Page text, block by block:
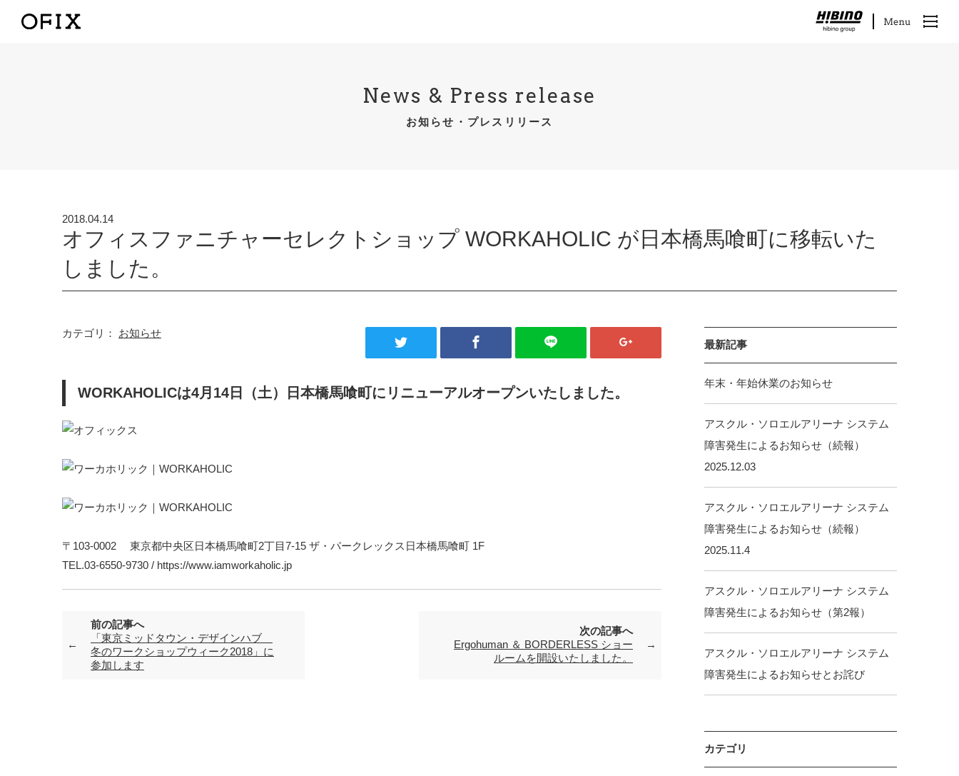
News & Press release
お知らせ・プレスリリース
2018.04.14
オフィスファニチャーセレクトショップ WORKAHOLIC が日本橋馬喰町に移転いた
しました。
カテゴリ： お知らせ
WORKAHOLICは4月14日（土）日本橋馬喰町にリニューアルオープンいたしました。
〒103-0002 東京都中央区日本橋馬喰町2丁目7-15 ザ・パークレックス日本橋馬喰町 1F
TEL.03-6550-9730 / https://www.iamworkaholic.jp
前の記事へ
「東京ミッドタウン・デザインハブ
冬のワークショップウィーク2018」に
参加します
次の記事へ
Ergohuman ＆ BORDERLESS ショー
ルームを開設いたしました。
最新記事
年末・年始休業のお知らせ
アスクル・ソロエルアリーナ システム
障害発生によるお知らせ（続報）
2025.12.03
アスクル・ソロエルアリーナ システム
障害発生によるお知らせ（続報）
2025.11.4
アスクル・ソロエルアリーナ システム
障害発生によるお知らせ（第2報）
アスクル・ソロエルアリーナ システム
障害発生によるお知らせとお詫び
カテゴリ